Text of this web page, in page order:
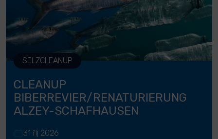
SELZCLEANUP
CLEANUP
BIBERREVIER/RENATURIERUNG
ALZEY-SCHAFHAUSEN
31 říj 2026